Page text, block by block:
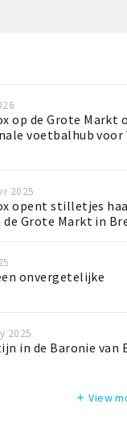
op de Grote Markt
voetbalhub voor
2025
opent stilletjes
de Grote Markt in
onvergetelijke
2025
in de Baronie van
add View